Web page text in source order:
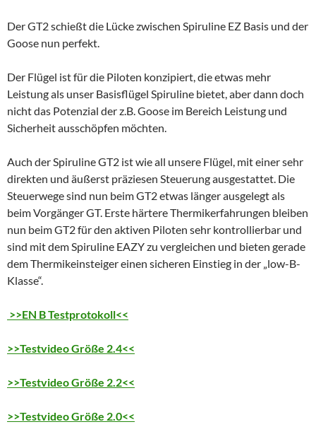
Der GT2 schießt die Lücke zwischen Spiruline EZ Basis und der
Goose nun perfekt.
Der Flügel ist für die Piloten konzipiert, die etwas mehr
Leistung als unser Basisflügel Spiruline bietet, aber dann doch
nicht das Potenzial der z.B. Goose im Bereich Leistung und
Sicherheit ausschöpfen möchten.
Auch der Spiruline GT2 ist wie all unsere Flügel, mit einer sehr
direkten und äußerst präziesen Steuerung ausgestattet. Die
Steuerwege sind nun beim GT2 etwas länger ausgelegt als
beim Vorgänger GT. Erste härtere Thermikerfahrungen bleiben
nun beim GT2 für den aktiven Piloten sehr kontrollierbar und
sind mit dem Spiruline EAZY zu vergleichen und bieten gerade
dem Thermikeinsteiger einen sicheren Einstieg in der „low-B-
Klasse“.
>>EN B Testprotokoll<<
>>Testvideo Größe 2.4<<
>>Testvideo Größe 2.2<<
>>Testvideo Größe 2.0<<